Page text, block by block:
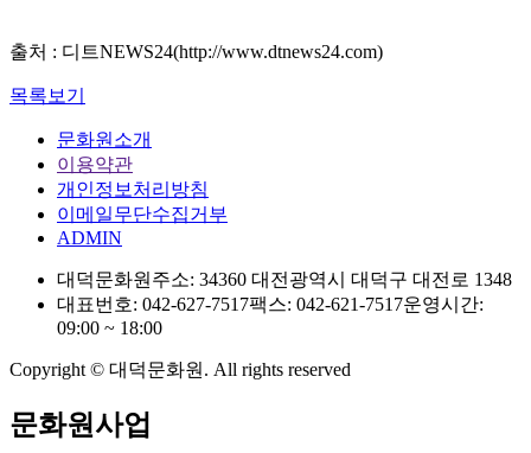
출처 : 디트NEWS24(http://www.dtnews24.com)
목록보기
문화원소개
이용약관
개인정보처리방침
이메일무단수집거부
ADMIN
대덕문화원 주소: 34360 대전광역시 대덕구 대전로 1348
대표번호: 042-627-7517팩스: 042-621-7517운영시간:
09:00 ~ 18:00
Copyright © 대덕문화원. All rights reserved
문화원사업